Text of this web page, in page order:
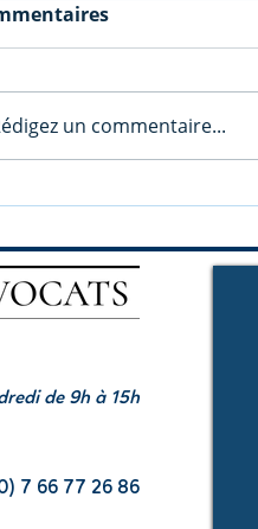
souhaitez créer
au risque de
requalification fiscale
un commentaire...
de 9h à 15h
7 66 77 26 86